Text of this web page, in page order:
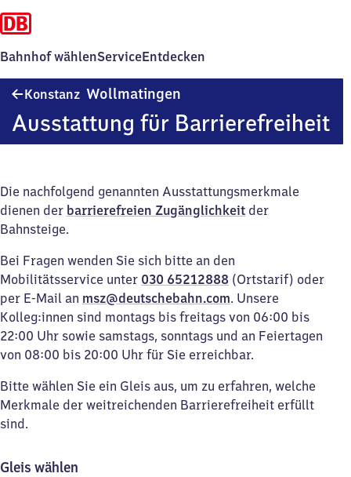
Bahnhof wählenServiceEntdecken
Konstanz Wollmatingen
Ausstattung für Barrierefreiheit
Die nachfolgend genannten Ausstattungsmerkmale
dienen der barrierefreien Zugänglichkeit der
Bahnsteige.
Bei Fragen wenden Sie sich bitte an den
Mobilitätsservice unter 030 65212888 (Ortstarif) oder
per E-Mail an msz@deutschebahn.com. Unsere
Kolleg:innen sind montags bis freitags von 06:00 bis
22:00 Uhr sowie samstags, sonntags und an Feiertagen
von 08:00 bis 20:00 Uhr für Sie erreichbar.
Bitte wählen Sie ein Gleis aus, um zu erfahren, welche
Merkmale der weitreichenden Barrierefreiheit erfüllt
sind.
Gleis wählen